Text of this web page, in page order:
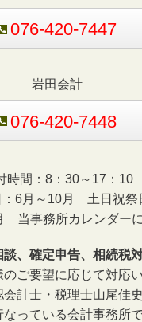
076-420-7447
岩田会計
076-420-7448
時間：8：30～17：10
：6月～10月 土日祝祭
当事務所カレンダー
、確定申告、相続税
のご要望に応じて対応
会計士・税理士山尾佳
っている会計事務所で